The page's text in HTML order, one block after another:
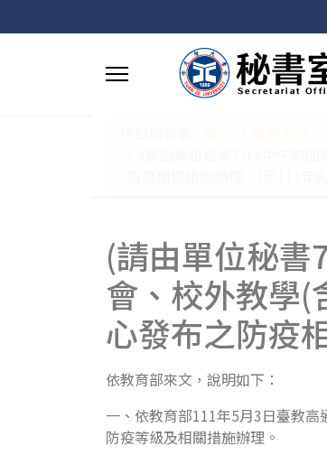
(請由單位秘書7/14中午前
(請由單位秘
會、校外教學(
心發布之防疫
依教育部來文，說明如下：
一、依教育部111年5月3日臺教
防疫等級及相關措施辦理。